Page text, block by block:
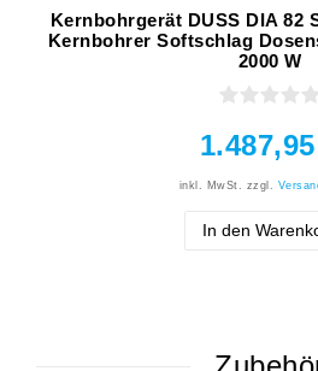
Kernbohrgerät DUSS DIA 82
Kernbohrer Softschlag
2000 W
inkl. MwSt. zzgl.
In den